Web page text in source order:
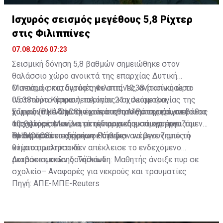
Ισχυρός σεισμός μεγέθους 5,8 Ρίχτερ
στις Φιλιππίνες
07.08.2026 07:23
Σεισμική δόνηση 5,8 βαθμών σημειώθηκε στον
θαλάσσιο χώρο ανοικτά της επαρχίας Δυτική
Μιντόρο, στις δυτικές Φιλιππίνες, ανακοίνωσε το
ινστιτούτο ηφαιστειολογίας και σεισμολογίας της
χώρας (PHIVOLCS)· έγινε αισθητός στην πρωτεύουσα
της χώρας Μανίλα, μετέδωσαν δημοσιογράφοι του
πρακτορείου ειδήσεωνΡόιτερς.
Ο σεισμός καταγράφτηκε στις 10:38 (τοπική ώρα·
05:38 ώρα Κύπρου), περίπου 21 χιλιόμετρα
νοτιοδυτικά από την κοινότητα Μαμπουράο, σε βάθος
10 χιλιομέτρων, κατά την αρχική εκτίμηση του
PHIVOLCS.
Σύμφωνα με δημοσιογράφους τουΡόιτερς, έγινε
αισθητός σε κτίρια στην πρωτεύουσα και εργαζόμενοι
σε δημόσια επιχείρηση κλήθηκαν να βγουν από το
κτίριο προληπτικά.
Το ινστιτούτο σημείωσε ότι δεν ανέμενε ζημιές ή
θύματα, ωστόσο δεν απέκλεισε το ενδεχόμενο
μετασεισμικών δονήσεων.
Διαβάστε επίσης:Ταϊλάνδη: Μαθητής άνοιξε πυρ σε
σχολείο– Αναφορές για νεκρούς και τραυματίες
Πηγή: ΑΠΕ-ΜΠΕ-Reuters